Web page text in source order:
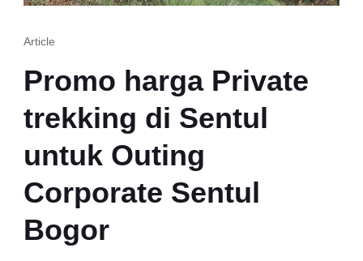
Article
Promo harga Private
trekking di Sentul
untuk Outing
Corporate Sentul
Bogor